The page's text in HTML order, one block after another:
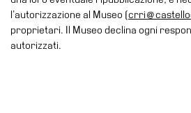
Summer
School
l’autorizzazione al Museo (
proprietari. Il Museo declina ogni
autorizzati.